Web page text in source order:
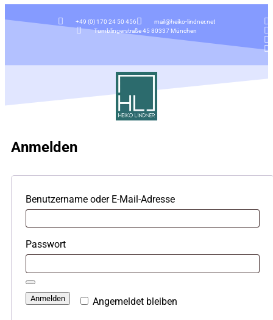
+49 (0) 170 24 50 456
mail@heiko-lindner.net
Tumblingerstraße 45 80337 München
Anmelden
Benutzername oder E-Mail-Adresse
Passwort
Angemeldet bleiben
Anmelden